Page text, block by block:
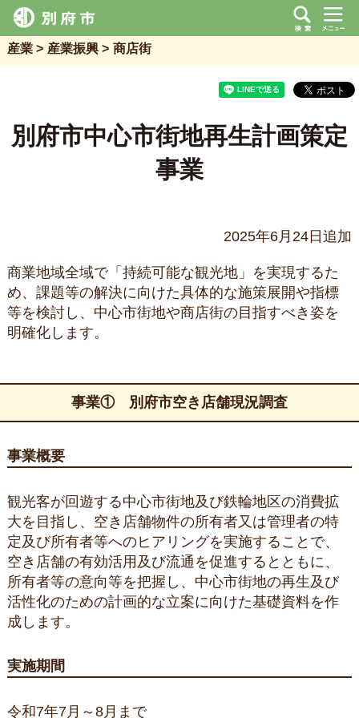
産業 産業振興 商店街
別府市中心市街地再生計画策定
事業
2025年6月24日追加
商業地域全域で「持続可能な観光地」を実現するた
め、課題等の解決に向けた具体的な施策展開や指標
等を検討し、中心市街地や商店街の目指すべき姿を
明確化します。
事業① 別府市空き店舗現況調査
事業概要
観光客が回遊する中心市街地及び鉄輪地区の消費拡
大を目指し、空き店舗物件の所有者又は管理者の特
定及び所有者等へのヒアリングを実施することで、
空き店舗の有効活用及び流通を促進するとともに、
所有者等の意向等を把握し、中心市街地の再生及び
活性化のための計画的な立案に向けた基礎資料を作
成します。
実施期間
令和7年7月～8月まで